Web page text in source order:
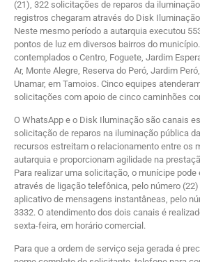
(21), 322 solicitações de reparos da
registros chegaram através do Disk
Neste mesmo período a autarquia executou
pontos de luz em diversos bairros do
contemplados o Centro, Foguete, Jardim
Ar, Monte Alegre, Reserva do Peró, Jardim
Unamar, em Tamoios. Cinco equipes
solicitações com apoio de cinco caminhões
O WhatsApp e o Disk Iluminação são canais
solicitação de reparos na iluminação pública
recursos estreitam o relacionamento entre os
autarquia e proporcionam agilidade na
Para realizar uma solicitação, o munícipe
através de ligação telefônica, pelo número
aplicativo de mensagens instantâneas, pelo
3332. O atendimento dos dois canais é
sexta-feira, em horário comercial.
Para que a ordem de serviço seja gerada é